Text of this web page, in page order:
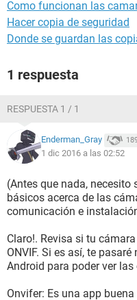
Como funcionan las
Hacer copia de seguridad
Donde se guardan las
1 respuesta
RESPUESTA 1 / 1
Enderman_Gray
1 dic 2016 a las 02:52
(Antes que nada,
básicos acerca de las
comunicación e
Claro!. Revisa si tu
ONVIF. Si es así, te
Android para poder ver las
Onvifer: Es una app